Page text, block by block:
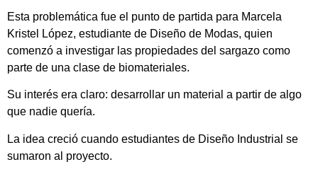
Esta problemática fue el punto de partida para Marcela
Kristel López, estudiante de Diseño de Modas, quien
comenzó a investigar las propiedades del sargazo como
parte de una clase de biomateriales.
Su interés era claro: desarrollar un material a partir de algo
que nadie quería.
La idea creció cuando estudiantes de Diseño Industrial se
sumaron al proyecto.